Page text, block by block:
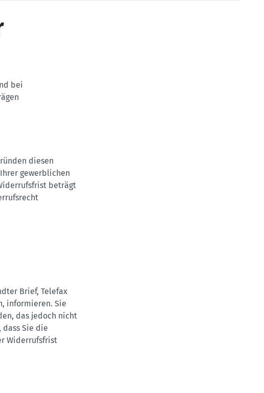
bei
diesen
gewerblichen
beträgt
Brief, Telefax
informieren. Sie
das jedoch nicht
Sie die
Widerrufsfrist